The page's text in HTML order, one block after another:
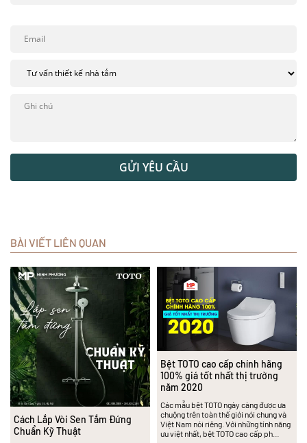
GỬI YÊU CẦU
BÀI VIẾT LIÊN QUAN
Cách Lắp Vòi Sen Tắm Đứng
Chuẩn Kỹ Thuật
Bệt TOTO cao cấp chính hãng
100% giá tốt nhất thị trường
năm 2020
Các mẫu bệt TOTO ngày càng được ưa
chuộng trên toàn thế giới nói chung và
Việt Nam nói riêng. Với những tính năng
ưu việt nhất, bệt TOTO cao cấp ph…